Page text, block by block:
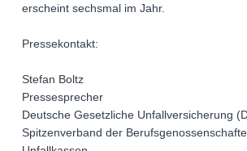
erscheint sechsmal im Jahr.
Pressekontakt:
Stefan Boltz
Pressesprecher
Deutsche Gesetzliche Unfallversicherung
Spitzenverband der